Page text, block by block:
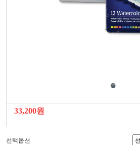
33,200원
선택옵션